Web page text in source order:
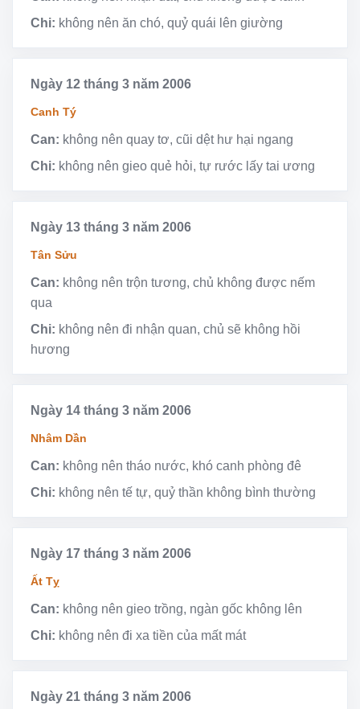
Chi: không nên ăn chó, quỷ quái lên giường
Ngày 12 tháng 3 năm 2006
Canh Tý
Can: không nên quay tơ, cũi dệt hư hại ngang
Chi: không nên gieo quẻ hỏi, tự rước lấy tai ương
Ngày 13 tháng 3 năm 2006
Tân Sửu
Can: không nên trộn tương, chủ không được nếm
qua
Chi: không nên đi nhận quan, chủ sẽ không hồi
hương
Ngày 14 tháng 3 năm 2006
Nhâm Dần
Can: không nên tháo nước, khó canh phòng đê
Chi: không nên tế tự, quỷ thần không bình thường
Ngày 17 tháng 3 năm 2006
Ất Tỵ
Can: không nên gieo trồng, ngàn gốc không lên
Chi: không nên đi xa tiền của mất mát
Ngày 21 tháng 3 năm 2006